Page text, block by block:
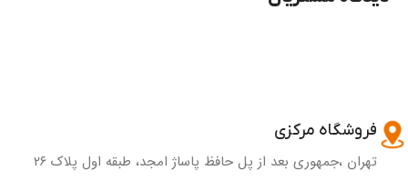
فروشگاه مرکزی
تهران ،جمهوری بعد از پل حافظ پاساژ امجد، طبقه اول پلاک ۲۶